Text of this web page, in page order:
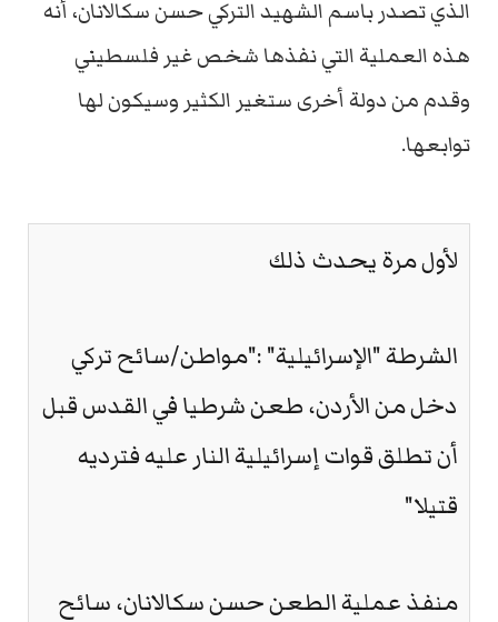
الذي تصدر باسم الشهيد التركي حسن سكالانان، أنه
هذه العملية التي نفذها شخص غير فلسطيني
وقدم من دولة أخرى ستغير الكثير وسيكون لها
توابعها.
لأول مرة يحدث ذلك
الشرطة "الإسرائيلية" :"مواطن/سائح تركي
دخل من الأردن، طعن شرطيا في القدس قبل
أن تطلق قوات إسرائيلية النار عليه فترديه
قتيلا"
منفذ عملية الطعن حسن سكالانان، سائح